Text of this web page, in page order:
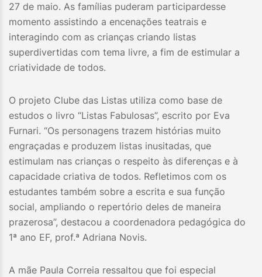
27 de maio. As famílias puderam participardesse
momento assistindo a encenações teatrais e
interagindo com as crianças criando listas
superdivertidas com tema livre, a fim de estimular a
criatividade de todos.
O projeto Clube das Listas utiliza como base de
estudos o livro “Listas Fabulosas”, escrito por Eva
Furnari. “Os personagens trazem histórias muito
engraçadas e produzem listas inusitadas, que
estimulam nas crianças o respeito às diferenças e à
capacidade criativa de todos. Refletimos com os
estudantes também sobre a escrita e sua função
social, ampliando o repertório deles de maneira
prazerosa”, destacou a coordenadora pedagógica do
1ª ano EF, prof.ª Adriana Novis.
A mãe Paula Correia ressaltou que foi especial